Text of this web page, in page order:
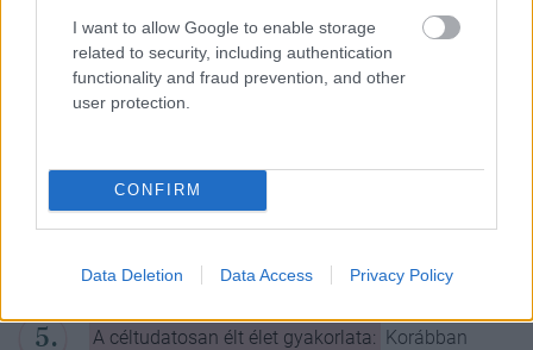
I want to allow Google to enable storage
related to security, including authentication
functionality and fraud prevention, and other
user protection.
CONFIRM
Data Deletion Data Access Privacy Policy
, de az önbecsülés vonatkozásában is
kulcsfontosságú. Az önérvényesítés során a
legbelsőbb értékeid és őszinte vágyaid alapján
cselekszel és kommunikálsz. Az önérvényesítést
hogy te írod a saját történetedet, és ezt nem
adod át másoknak. Te vagy a főszereplője a
mellékszerepet kapj ebben a sztoriban.
A céltudatosan élt élet gyakorlata: Korábban